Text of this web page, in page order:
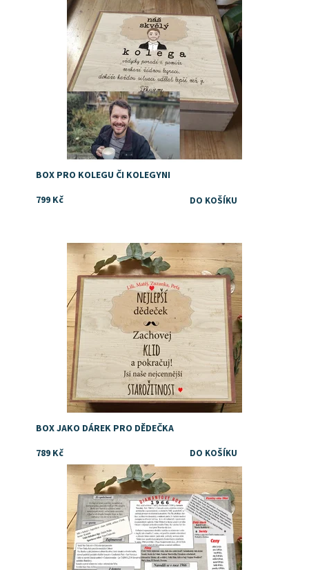
BOX PRO KOLEGU ČI KOLEGYNI
799 Kč
Originální dárek pro dědu
Dostupnost:
Skladem
BOX JAKO DÁREK PRO DĚDEČKA
789 Kč
Dostupnost:
Skladem